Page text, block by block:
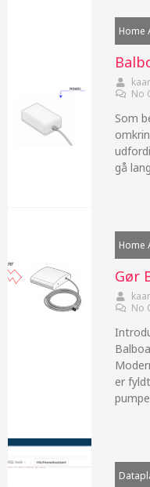
Home
No
Som
gå
Home
Gør
No
er